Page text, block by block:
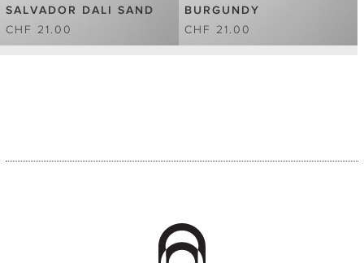
SALVADOR DALI SAND
CHF 21.00
BURGUNDY
CHF 21.00